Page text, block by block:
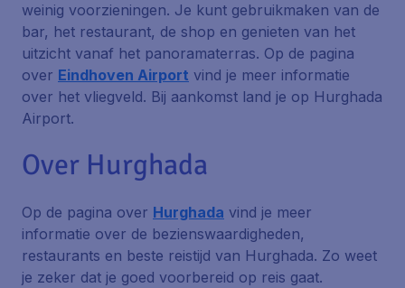
weinig voorzieningen. Je kunt gebruikmaken van de
bar, het restaurant, de shop en genieten van het
uitzicht vanaf het panoramaterras. Op de pagina
over Eindhoven Airport vind je meer informatie
over het vliegveld. Bij aankomst land je op Hurghada
Airport.
Over Hurghada
Op de pagina over Hurghada vind je meer
informatie over de bezienswaardigheden,
restaurants en beste reistijd van Hurghada. Zo weet
je zeker dat je goed voorbereid op reis gaat.